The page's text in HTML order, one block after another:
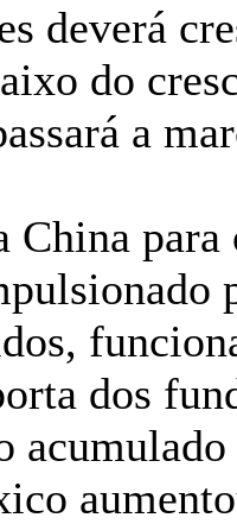
deverá
do
a
China
dos